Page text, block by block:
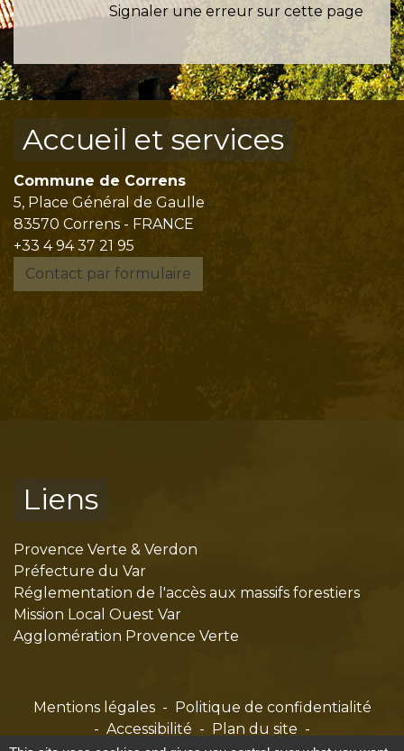
Signaler une erreur sur cette page
Accueil et services
Commune de Correns
5, Place Général de Gaulle
83570 Correns - FRANCE
+33 4 94 37 21 95
Contact par formulaire
Liens
Provence Verte & Verdon
Préfecture du Var
Réglementation de l'accès aux massifs forestiers
Mission Local Ouest Var
Agglomération Provence Verte
Mentions légales -
Politique de confidentialité
- Accessibilité - Plan du site -